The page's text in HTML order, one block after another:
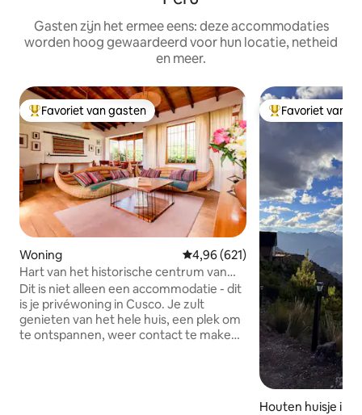
Gasten zijn het ermee eens: deze accommodaties
worden hoog gewaardeerd voor hun locatie, netheid
en meer.
Topfavoriet van gasten
Favoriet van gasten
Woning Gemiddelde beoordeling van
4,96 (621)
Hart van het historische centrum van
Cusco ° Balkon en tuin
Dit is niet alleen een accommodatie - dit
is je privéwoning in Cusco. Je zult
genieten van het hele huis, een plek om
te ontspannen, weer contact te maken
Topfavoriet van
Favoriet van